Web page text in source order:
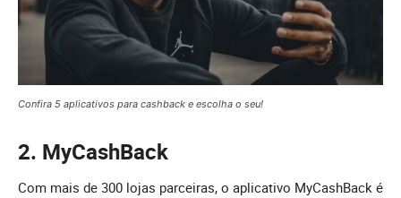
Confira 5 aplicativos para cashback e escolha o seu!
2. MyCashBack
Com mais de 300 lojas parceiras, o aplicativo MyCashBack é